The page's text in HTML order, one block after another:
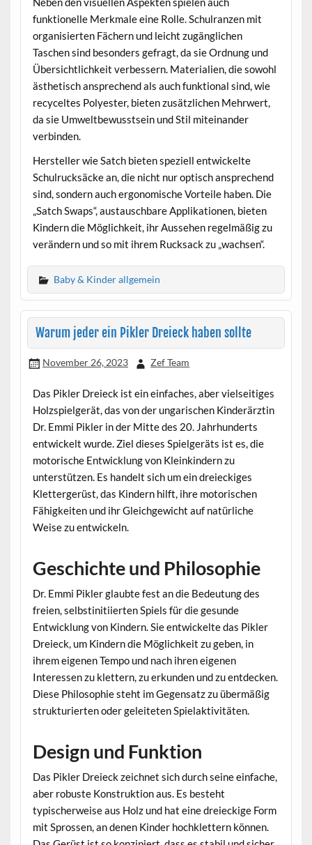
funktionelle Merkmale eine Rolle. Schulranzen mit
organisierten Fächern und leicht zugänglichen
Taschen sind besonders gefragt, da sie Ordnung und
Übersichtlichkeit verbessern. Materialien, die sowohl
ästhetisch ansprechend als auch funktional sind, wie
recyceltes Polyester, bieten zusätzlichen Mehrwert,
da sie Umweltbewusstsein und Stil miteinander
verbinden.
Hersteller wie Satch bieten speziell entwickelte
Schulrucksäcke an, die nicht nur optisch ansprechend
sind, sondern auch ergonomische Vorteile haben. Die
„Satch Swaps“, austauschbare Applikationen, bieten
Kindern die Möglichkeit, ihr Aussehen regelmäßig zu
verändern und so mit ihrem Rucksack zu „wachsen“.
Baby & Kinder allgemein
Warum jeder ein Pikler Dreieck haben sollte
November 26, 2023 Zef Team
Das Pikler Dreieck ist ein einfaches, aber vielseitiges
Holzspielgerät, das von der ungarischen Kinderärztin
Dr. Emmi Pikler in der Mitte des 20. Jahrhunderts
entwickelt wurde. Ziel dieses Spielgeräts ist es, die
motorische Entwicklung von Kleinkindern zu
unterstützen. Es handelt sich um ein dreieckiges
Klettergerüst, das Kindern hilft, ihre motorischen
Fähigkeiten und ihr Gleichgewicht auf natürliche
Weise zu entwickeln.
Geschichte und Philosophie
Dr. Emmi Pikler glaubte fest an die Bedeutung des
freien, selbstinitiierten Spiels für die gesunde
Entwicklung von Kindern. Sie entwickelte das Pikler
Dreieck, um Kindern die Möglichkeit zu geben, in
ihrem eigenen Tempo und nach ihren eigenen
Interessen zu klettern, zu erkunden und zu entdecken.
Diese Philosophie steht im Gegensatz zu übermäßig
strukturierten oder geleiteten Spielaktivitäten.
Design und Funktion
Das Pikler Dreieck zeichnet sich durch seine einfache,
aber robuste Konstruktion aus. Es besteht
typischerweise aus Holz und hat eine dreieckige Form
mit Sprossen, an denen Kinder hochklettern können.